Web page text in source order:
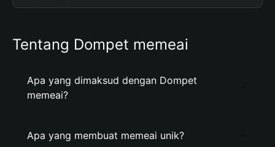
Tentang Dompet memeai
Apa yang dimaksud dengan Dompet
memeai?
Apa yang membuat memeai unik?